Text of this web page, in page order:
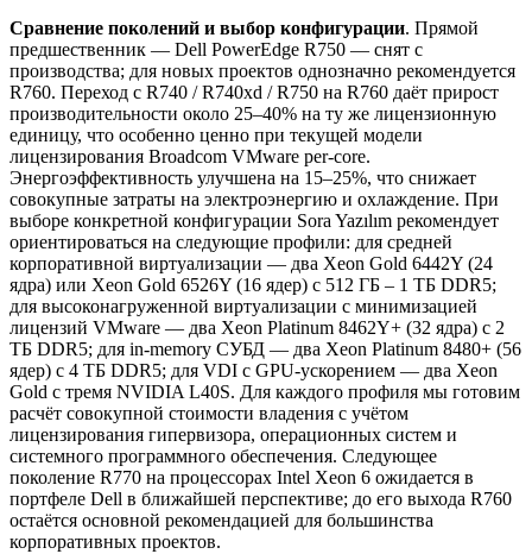
Сравнение поколений и выбор конфигурации. Прямой
предшественник — Dell PowerEdge R750 — снят с
производства; для новых проектов однозначно рекомендуется
R760. Переход с R740 / R740xd / R750 на R760 даёт прирост
производительности около 25–40% на ту же лицензионную
единицу, что особенно ценно при текущей модели
лицензирования Broadcom VMware per-core.
Энергоэффективность улучшена на 15–25%, что снижает
совокупные затраты на электроэнергию и охлаждение. При
выборе конкретной конфигурации Sora Yazılım рекомендует
ориентироваться на следующие профили: для средней
корпоративной виртуализации — два Xeon Gold 6442Y (24
ядра) или Xeon Gold 6526Y (16 ядер) с 512 ГБ – 1 ТБ DDR5;
для высоконагруженной виртуализации с минимизацией
лицензий VMware — два Xeon Platinum 8462Y+ (32 ядра) с 2
ТБ DDR5; для in-memory СУБД — два Xeon Platinum 8480+ (56
ядер) с 4 ТБ DDR5; для VDI с GPU-ускорением — два Xeon
Gold с тремя NVIDIA L40S. Для каждого профиля мы готовим
расчёт совокупной стоимости владения с учётом
лицензирования гипервизора, операционных систем и
системного программного обеспечения. Следующее
поколение R770 на процессорах Intel Xeon 6 ожидается в
портфеле Dell в ближайшей перспективе; до его выхода R760
остаётся основной рекомендацией для большинства
корпоративных проектов.